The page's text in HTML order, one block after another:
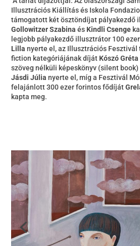
Illusztrációs Kiállítás és Iskola
támogatott két ösztöndíjat pályakezdő
Gollowitzer Szabina és Kindli Csenge
legjobb pályakezdő illusztrátor 100
Lilla nyerte el, az Illusztrációs Fesztivál
fiction kategóriájának díját Kószó Gréta
szöveg nélküli képeskönyv (silent
Jásdi Júlia nyerte el, míg a Fesztivál
felajánlott 300 ezer forintos fődíját
kapta meg.